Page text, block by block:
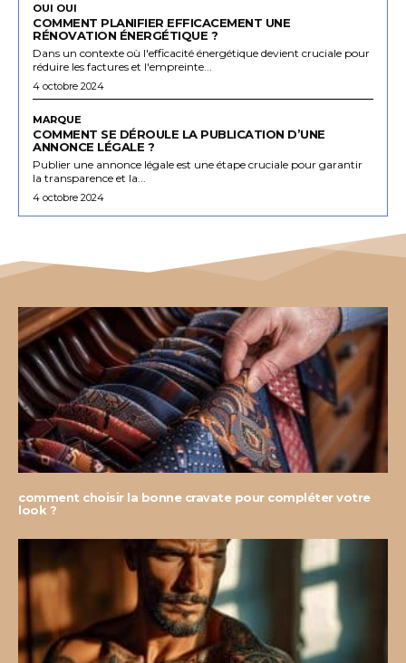
OUI OUI
COMMENT PLANIFIER EFFICACEMENT UNE
RÉNOVATION ÉNERGÉTIQUE ?
Dans un contexte où l'efficacité énergétique devient cruciale pour
réduire les factures et l'empreinte...
4 octobre 2024
MARQUE
COMMENT SE DÉROULE LA PUBLICATION D’UNE
ANNONCE LÉGALE ?
Publier une annonce légale est une étape cruciale pour garantir
la transparence et la...
4 octobre 2024
comment choisir la bonne cravate pour compléter votre
look ?